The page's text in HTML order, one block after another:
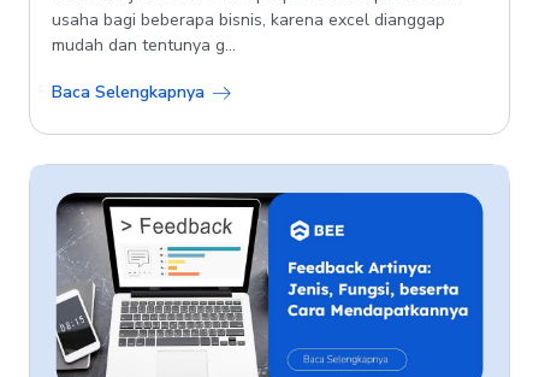
usaha bagi beberapa bisnis, karena excel dianggap
mudah dan tentunya g...
Baca Selengkapnya